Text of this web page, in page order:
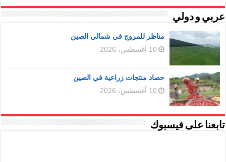
عربي و دولي
مناظر للمروج في شمالي الصين
10 أغسطس، 2026
حصاد منتجات زراعية في الصين
10 أغسطس، 2026
تابعنا على فيسبوك